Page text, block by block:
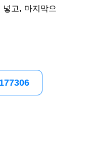
고, 마지막으